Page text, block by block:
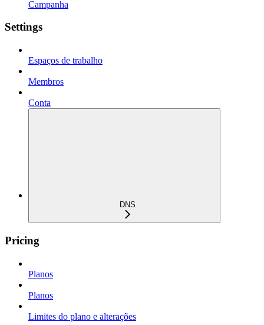
Campanha
Settings
Espaços de trabalho
Membros
Conta
DNS
Pricing
Planos
Planos
Limites do plano e alterações